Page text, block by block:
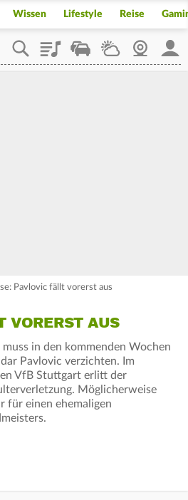
Wissen Lifestyle Reise
PlaylistStaupilotWetterWebcam
Pavlovic fällt vorerst aus
VORERST AUS
in den kommenden Wochen
Pavlovic verzichten. Im
VfB Stuttgart erlitt der
Möglicherweise
für einen ehemaligen